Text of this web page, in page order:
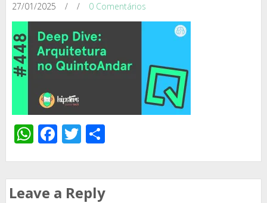
27/01/2025 / / 0 Comentários
WhatsApp
Facebook
Twitter
Leave a Reply